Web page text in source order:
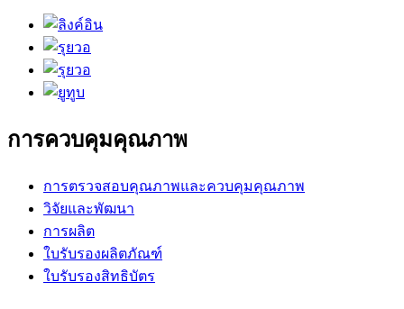
การควบคุมคุณภาพ
การตรวจสอบคุณภาพและควบคุมคุณภาพ
วิจัยและพัฒนา
การผลิต
ใบรับรองผลิตภัณฑ์
ใบรับรองสิทธิบัตร